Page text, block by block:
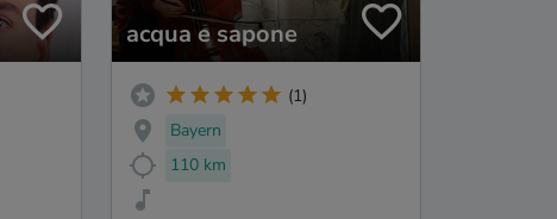
acqua e sapone
(1)
Bayern
110 km